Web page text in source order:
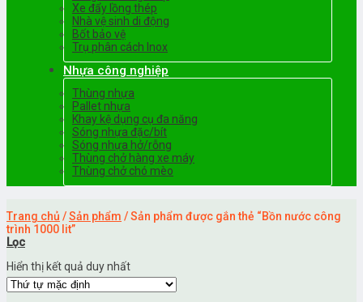
Xe đẩy lồng thép
Nhà vệ sinh di động
Bốt bảo vệ
Trụ phân cách Inox
Nhựa công nghiệp
Thùng nhựa
Pallet nhựa
Khay kệ dụng cụ đa năng
Sóng nhựa đặc/bít
Sóng nhựa hở/rỗng
Thùng chở hàng xe máy
Thùng chở chó mèo
Trang chủ /Sản phẩm /Sản phẩm được gắn thẻ “Bồn nước công
trình 1000 lit”
Lọc
Hiển thị kết quả duy nhất